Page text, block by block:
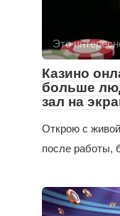
Это
Казино
больше
зал на
Открою с
после работы,